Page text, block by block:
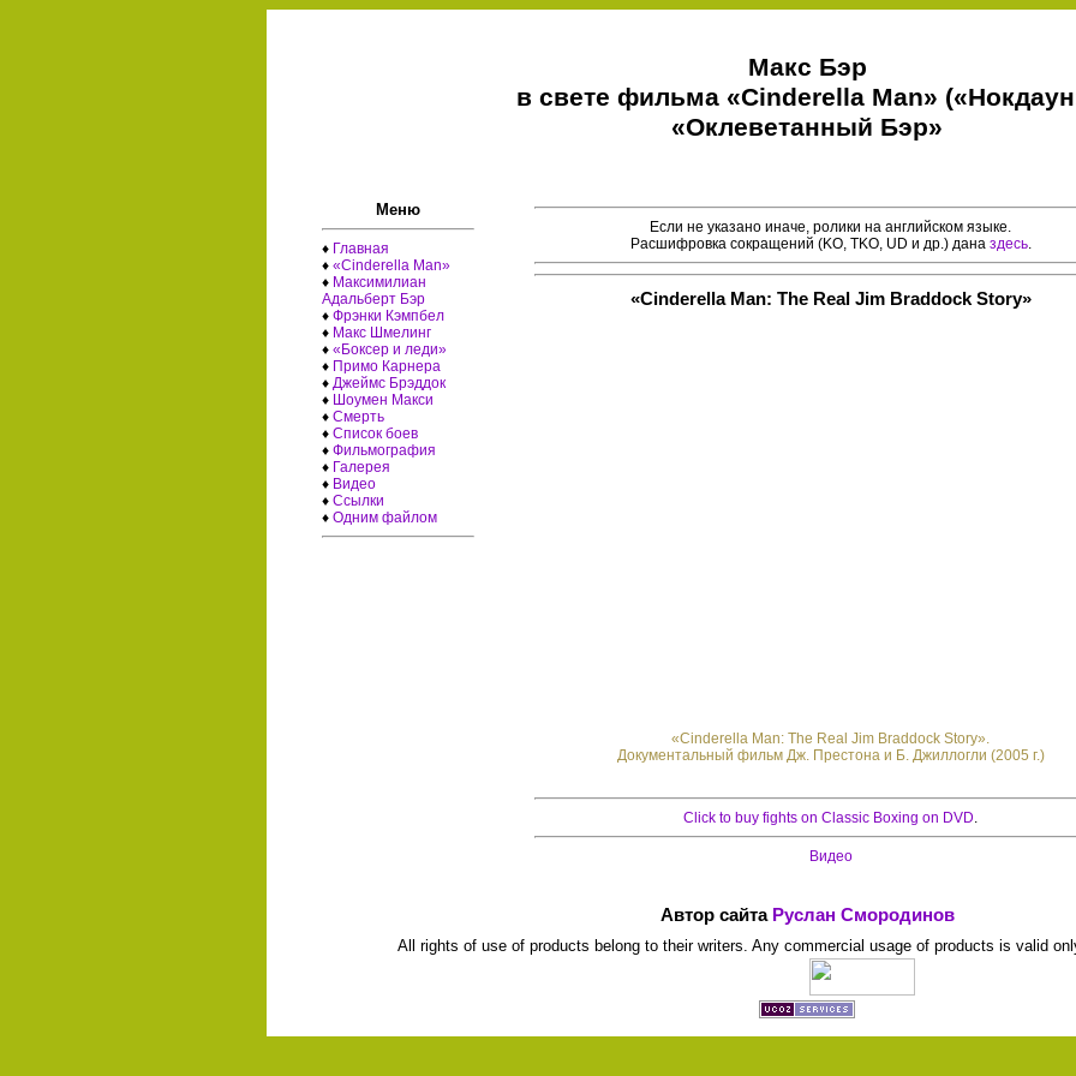
Макс Бэр
в свете фильма «Cinderella Man»
«Оклеветанный Бэр»
Меню
♦ Главная
♦«Cinderella Man»
♦ Максимилиан
Адальберт Бэр
♦Фрэнки Кэмпбел
♦ Макс Шмелинг
♦«Боксер и леди»
♦ Примо Карнера
♦ Джеймс Брэддок
♦ Шоумен Макси
♦Смерть
♦Список боев
♦Фильмография
♦ Галерея
♦ Видео
♦Ссылки
♦Одним файлом
Если не указано иначе, ролики на английском языке.
Расшифровка сокращений (KO, TKO, UD и др.) дана здесь.
«Cinderella Man: The Real Jim Braddock Story»
«Cinderella Man: The Real Jim Braddock Story».
Документальный фильм Дж. Престона и Б. Джиллогли (2005 г.)
Click to buy fights on Classic Boxing on DVD.
Видео
Автор сайта Руслан Смородинов
All rights of use of products belong to their writers. Any commercial usage of products is valid